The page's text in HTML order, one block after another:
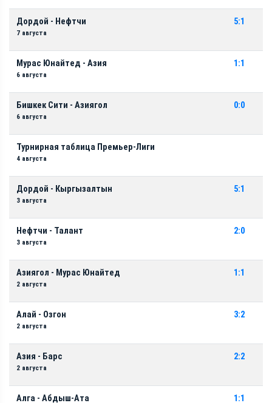
Дордой - Нефтчи
7 августа
5:1
Мурас Юнайтед - Азия
6 августа
1:1
Бишкек Сити - Азиягол
6 августа
0:0
Турнирная таблица Премьер-Лиги
4 августа
Дордой - Кыргызалтын
3 августа
5:1
Нефтчи - Талант
3 августа
2:0
Азиягол - Мурас Юнайтед
2 августа
1:1
Алай - Озгон
2 августа
3:2
Азия - Барс
2 августа
2:2
Алга - Абдыш-Ата 1:1